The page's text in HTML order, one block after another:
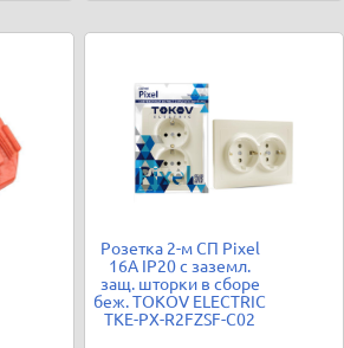
Розетка 2-м СП Pixel
16А IP20 с заземл.
защ. шторки в сборе
беж. TOKOV ELECTRIC
TKE-PX-R2FZSF-C02